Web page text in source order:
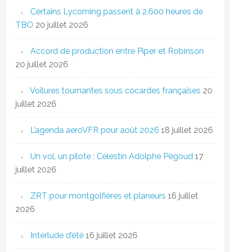
Certains Lycoming passent à 2.600 heures de
TBO 20 juillet 2026
Accord de production entre Piper et Robinson
20 juillet 2026
Voilures tournantes sous cocardes françaises 20
juillet 2026
L’agenda aeroVFR pour août 2026 18 juillet 2026
Un vol, un pilote : Célestin Adolphe Pégoud 17
juillet 2026
ZRT pour montgolfières et planeurs 16 juillet
2026
Interlude d’été 16 juillet 2026